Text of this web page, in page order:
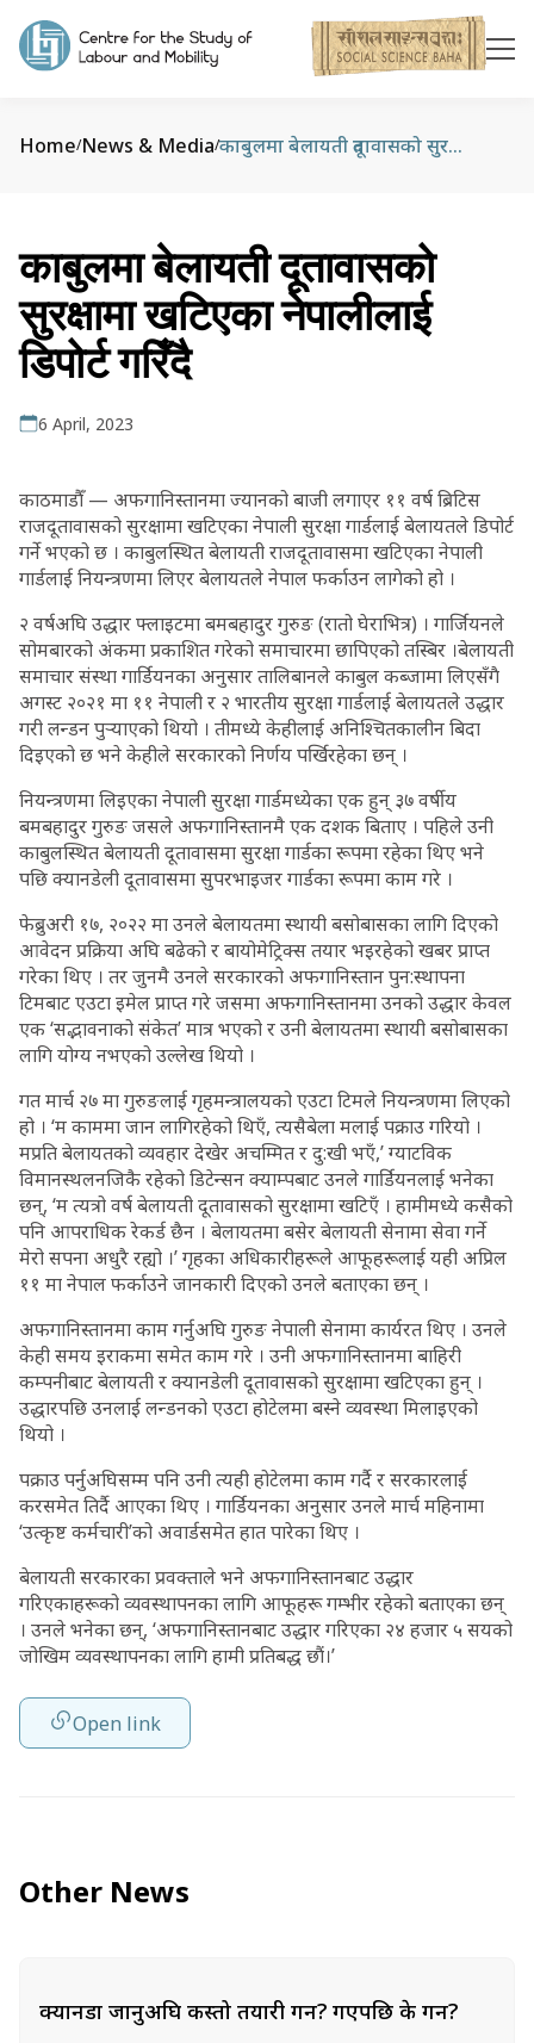
Home/News & Media/ काबुलमा बेलायती दूतावासको सुरक्षामा खटिएका नेपालीलाई डिपोर्ट गरिँदै
काबुलमा बेलायती दूतावासको
सुरक्षामा खटिएका नेपालीलाई
डिपोर्ट गरिँदै
6 April, 2023
काठमाडौँ — अफगानिस्तानमा ज्यानको बाजी लगाएर ११ वर्ष ब्रिटिस
राजदूतावासको सुरक्षामा खटिएका नेपाली सुरक्षा गार्डलाई बेलायतले डिपोर्ट
गर्ने भएको छ । काबुलस्थित बेलायती राजदूतावासमा खटिएका नेपाली
गार्डलाई नियन्त्रणमा लिएर बेलायतले नेपाल फर्काउन लागेको हो ।
२ वर्षअघि उद्धार फ्लाइटमा बमबहादुर गुरुङ (रातो घेराभित्र) । गार्जियनले
सोमबारको अंकमा प्रकाशित गरेको समाचारमा छापिएको तस्बिर ।बेलायती
समाचार संस्था गार्डियनका अनुसार तालिबानले काबुल कब्जामा लिएसँगै
अगस्ट २०२१ मा ११ नेपाली र २ भारतीय सुरक्षा गार्डलाई बेलायतले उद्धार
गरी लन्डन पुर्‍याएको थियो । तीमध्ये केहीलाई अनिश्चितकालीन बिदा
दिइएको छ भने केहीले सरकारको निर्णय पर्खिरहेका छन् ।
नियन्त्रणमा लिइएका नेपाली सुरक्षा गार्डमध्येका एक हुन् ३७ वर्षीय
बमबहादुर गुरुङ जसले अफगानिस्तानमै एक दशक बिताए । पहिले उनी
काबुलस्थित बेलायती दूतावासमा सुरक्षा गार्डका रूपमा रहेका थिए भने
पछि क्यानडेली दूतावासमा सुपरभाइजर गार्डका रूपमा काम गरे ।
फेब्रुअरी १७, २०२२ मा उनले बेलायतमा स्थायी बसोबासका लागि दिएको
आवेदन प्रक्रिया अघि बढेको र बायोमेट्रिक्स तयार भइरहेको खबर प्राप्त
गरेका थिए । तर जुनमै उनले सरकारको अफगानिस्तान पुन:स्थापना
टिमबाट एउटा इमेल प्राप्त गरे जसमा अफगानिस्तानमा उनको उद्धार केवल
एक ‘सद्भावनाको संकेत’ मात्र भएको र उनी बेलायतमा स्थायी बसोबासका
लागि योग्य नभएको उल्लेख थियो ।
गत मार्च २७ मा गुरुङलाई गृहमन्त्रालयको एउटा टिमले नियन्त्रणमा लिएको
हो । ‘म काममा जान लागिरहेको थिएँ, त्यसैबेला मलाई पक्राउ गरियो ।
मप्रति बेलायतको व्यवहार देखेर अचम्मित र दु:खी भएँ,’ ग्याटविक
विमानस्थलनजिकै रहेको डिटेन्सन क्याम्पबाट उनले गार्डियनलाई भनेका
छन्, ‘म त्यत्रो वर्ष बेलायती दूतावासको सुरक्षामा खटिएँ । हामीमध्ये कसैको
पनि आपराधिक रेकर्ड छैन । बेलायतमा बसेर बेलायती सेनामा सेवा गर्ने
मेरो सपना अधुरै रह्यो ।’ गृहका अधिकारीहरूले आफूहरूलाई यही अप्रिल
११ मा नेपाल फर्काउने जानकारी दिएको उनले बताएका छन् ।
अफगानिस्तानमा काम गर्नुअघि गुरुङ नेपाली सेनामा कार्यरत थिए । उनले
केही समय इराकमा समेत काम गरे । उनी अफगानिस्तानमा बाहिरी
कम्पनीबाट बेलायती र क्यानडेली दूतावासको सुरक्षामा खटिएका हुन् ।
उद्धारपछि उनलाई लन्डनको एउटा होटेलमा बस्ने व्यवस्था मिलाइएको
थियो ।
पक्राउ पर्नुअघिसम्म पनि उनी त्यही होटेलमा काम गर्दै र सरकारलाई
करसमेत तिर्दै आएका थिए । गार्डियनका अनुसार उनले मार्च महिनामा
‘उत्कृष्ट कर्मचारी’को अवार्डसमेत हात पारेका थिए ।
बेलायती सरकारका प्रवक्ताले भने अफगानिस्तानबाट उद्धार
गरिएकाहरूको व्यवस्थापनका लागि आफूहरू गम्भीर रहेको बताएका छन्
। उनले भनेका छन्, ‘अफगानिस्तानबाट उद्धार गरिएका २४ हजार ५ सयको
जोखिम व्यवस्थापनका लागि हामी प्रतिबद्ध छौं।’
Open link
Other News
क्यानडा जानुअघि कस्तो तयारी गर्ने? गएपछि के गर्ने?